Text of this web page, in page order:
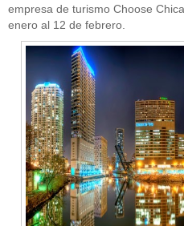
empresa de turismo Choose
enero al 12 de febrero.